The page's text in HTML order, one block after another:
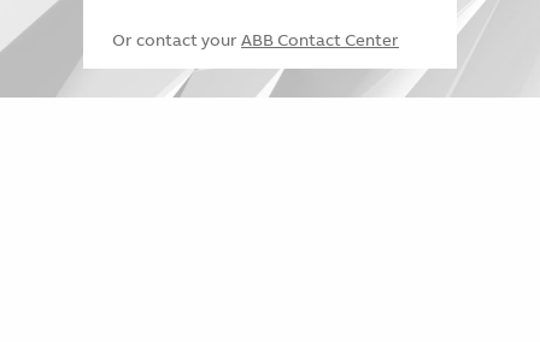
Or contact your ABB Contact Center